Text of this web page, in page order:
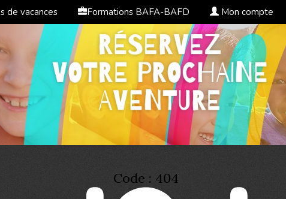
de vacances Formations BAFA-BAFD Mon compte
Code : 404